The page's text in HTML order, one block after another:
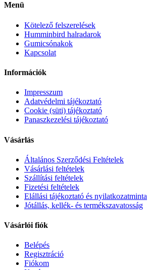
Menü
Kötelező felszerelések
Humminbird halradarok
Gumicsónakok
Kapcsolat
Információk
Impresszum
Adatvédelmi tájékoztató
Cookie (süti) tájékoztató
Panaszkezelési tájékoztató
Vásárlás
Általános Szerződési Feltételek
Vásárlási feltételek
Szállítási feltételek
Fizetési feltételek
Elállási tájékoztató és nyilatkozatminta
Jótállás, kellék- és termékszavatosság
Vásárlói fiók
Belépés
Regisztráció
Fiókom